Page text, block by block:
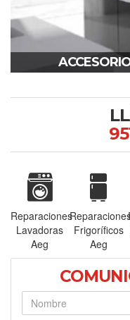
Reparaciones
Lavadoras
Aeg
Frigoríficos
Aeg